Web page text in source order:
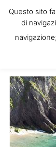
Tag:
Questo sito
di